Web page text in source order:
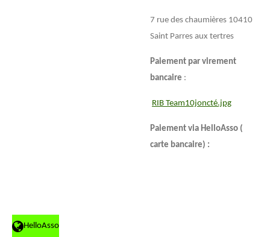
7 rue des chaumières 10410
Saint Parres aux tertres
Paiement par virement
bancaire :
RIB Team10joncté.jpg
Paiement via HelloAsso (
carte bancaire) :
HelloAsso